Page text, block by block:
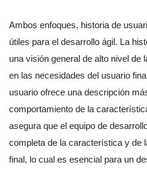
Ambos enfoques, historia de
útiles para el desarrollo ágil. La
una visión general de alto nivel
en las necesidades del usuario
usuario ofrece una descripción
comportamiento de la
asegura que el equipo de
completa de la característica y de
final, lo cual es esencial para un